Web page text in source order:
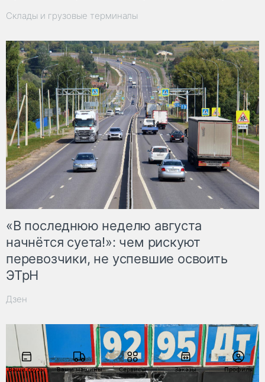
Ваши грузы Ваши машины Сервисы Заказы Профиль
Склады и грузовые терминалы
«В последнюю неделю августа
начнётся суета!»: чем рискуют
перевозчики, не успевшие освоить
ЭТрН
Дзен